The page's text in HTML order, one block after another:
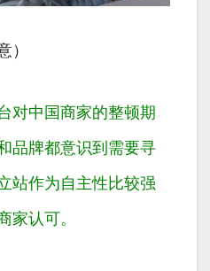
）
对中国商家的整顿期
品牌都意识到需要寻
站作为自主性比较强
家认可。